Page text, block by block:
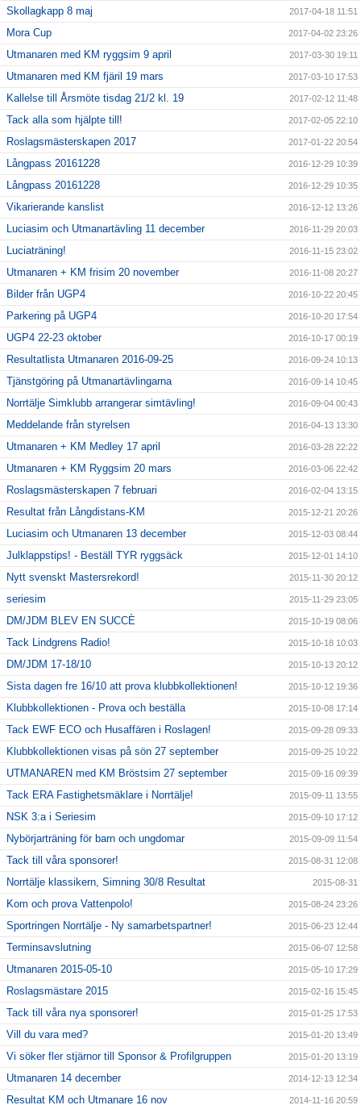
Skollagkapp 8 maj 2017-04-18 11:51
Mora Cup 2017-04-02 23:26
Utmanaren med KM ryggsim 9 april 2017-03-30 19:11
Utmanaren med KM fjäril 19 mars 2017-03-10 17:53
Kallelse till Årsmöte tisdag 21/2 kl. 19 2017-02-12 11:48
Tack alla som hjälpte till! 2017-02-05 22:10
Roslagsmästerskapen 2017 2017-01-22 20:54
Långpass 20161228 2016-12-29 10:39
Långpass 20161228 2016-12-29 10:35
Vikarierande kanslist 2016-12-12 13:26
Luciasim och Utmanartävling 11 december 2016-11-29 20:03
Luciaträning! 2016-11-15 23:02
Utmanaren + KM frisim 20 november 2016-11-08 20:27
Bilder från UGP4 2016-10-22 20:45
Parkering på UGP4 2016-10-20 17:54
UGP4 22-23 oktober 2016-10-17 00:19
Resultatlista Utmanaren 2016-09-25 2016-09-24 10:13
Tjänstgöring på Utmanartävlingarna 2016-09-14 10:45
Norrtälje Simklubb arrangerar simtävling! 2016-09-04 00:43
Meddelande från styrelsen 2016-04-13 13:30
Utmanaren + KM Medley 17 april 2016-03-28 22:22
Utmanaren + KM Ryggsim 20 mars 2016-03-06 22:42
Roslagsmästerskapen 7 februari 2016-02-04 13:15
Resultat från Långdistans-KM 2015-12-21 20:26
Luciasim och Utmanaren 13 december 2015-12-03 08:44
Julklappstips! - Beställ TYR ryggsäck 2015-12-01 14:10
Nytt svenskt Mastersrekord! 2015-11-30 20:12
seriesim 2015-11-29 23:05
DM/JDM BLEV EN SUCCÈ 2015-10-19 08:06
Tack Lindgrens Radio! 2015-10-18 10:03
DM/JDM 17-18/10 2015-10-13 20:12
Sista dagen fre 16/10 att prova klubbkollektionen! 2015-10-12 19:36
Klubbkollektionen - Prova och beställa 2015-10-08 17:14
Tack EWF ECO och Husaffären i Roslagen! 2015-09-28 09:33
Klubbkollektionen visas på sön 27 september 2015-09-25 10:22
UTMANAREN med KM Bröstsim 27 september 2015-09-16 09:39
Tack ERA Fastighetsmäklare i Norrtälje! 2015-09-11 13:55
NSK 3:a i Seriesim 2015-09-10 17:12
Nybörjarträning för barn och ungdomar 2015-09-09 11:54
Tack till våra sponsorer! 2015-08-31 12:08
Norrtälje klassikern, Simning 30/8 Resultat 2015-08-31
Kom och prova Vattenpolo! 2015-08-24 23:26
Sportringen Norrtälje - Ny samarbetspartner! 2015-06-23 12:44
Terminsavslutning 2015-06-07 12:58
Utmanaren 2015-05-10 2015-05-10 17:29
Roslagsmästare 2015 2015-02-16 15:45
Tack till våra nya sponsorer! 2015-01-25 17:53
Vill du vara med? 2015-01-20 13:49
Vi söker fler stjärnor till Sponsor & Profilgruppen 2015-01-20 13:19
Utmanaren 14 december 2014-12-13 12:34
Resultat KM och Utmanare 16 nov 2014-11-16 20:59